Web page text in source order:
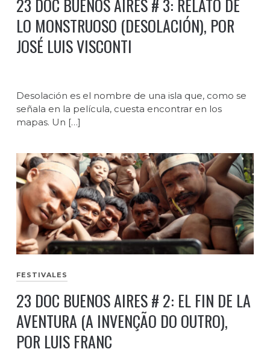
23 DOC BUENOS AIRES # 3: RELATO DE
LO MONSTRUOSO (DESOLACIÓN), POR
JOSÉ LUIS VISCONTI
Desolación es el nombre de una isla que, como se
señala en la película, cuesta encontrar en los
mapas. Un […]
FESTIVALES
23 DOC BUENOS AIRES # 2: EL FIN DE LA
AVENTURA (A INVENÇÃO DO OUTRO),
POR LUIS FRANC